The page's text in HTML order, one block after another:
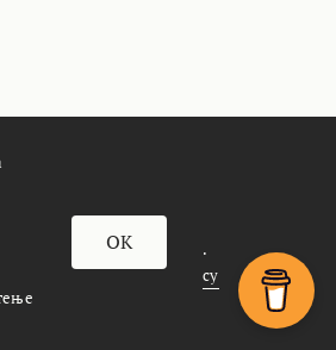
All Rights Reserved.
Æther Marketing Agency
Импресум
OK